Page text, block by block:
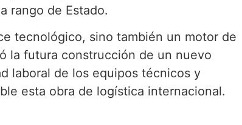
rango de Estado.
tecnológico, sino también un motor de
la futura construcción de un nuevo
laboral de los equipos técnicos y
esta obra de logística internacional.